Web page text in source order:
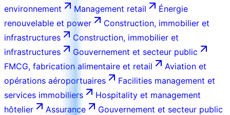
environnement
Management retail
Énergie
renouvelable et power
Construction, immobilier et
infrastructures
Construction, immobilier et
infrastructures
Gouvernement et secteur public
FMCG, fabrication alimentaire et retail
Aviation et
opérations aéroportuaires
Facilities management et
services immobiliers
Hospitality et management
hôtelier
Assurance
Gouvernement et secteur public